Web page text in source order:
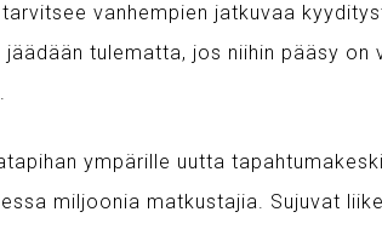
vanhempien jatkuvaa
tulematta, jos niihin pääsy
ympärille uutta
miljoonia matkustajia. Sujuvat